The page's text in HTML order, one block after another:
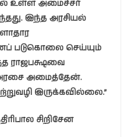
உள்ள அமைச்சர்
இந்த அரசியல்
படுகொலை செய்யும்
ராஜபக்ஷவை
அரசை அமைத்தேன்.
இருக்கவில்லை.”
சிறிசேன